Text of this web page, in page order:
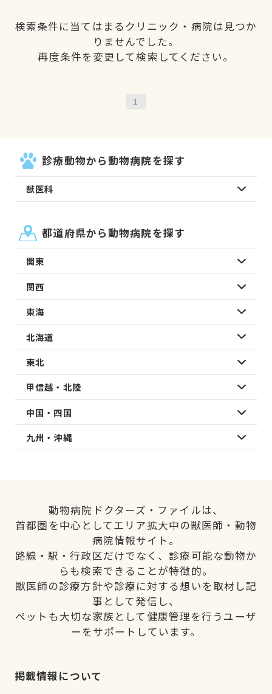
検索条件に当てはまるクリニック・病院は見つか
りませんでした。
再度条件を変更して検索してください。
1
診療動物から動物病院を探す
獣医科
都道府県から動物病院を探す
関東
関西
東海
北海道
東北
甲信越・北陸
中国・四国
九州・沖縄
動物病院ドクターズ・ファイルは、
首都圏を中心としてエリア拡大中の獣医師・動物
病院情報サイト。
路線・駅・行政区だけでなく、診療可能な動物か
らも検索できることが特徴的。
獣医師の診療方針や診療に対する想いを取材し記
事として発信し、
ペットも大切な家族として健康管理を行うユーザ
ーをサポートしています。
掲載情報について